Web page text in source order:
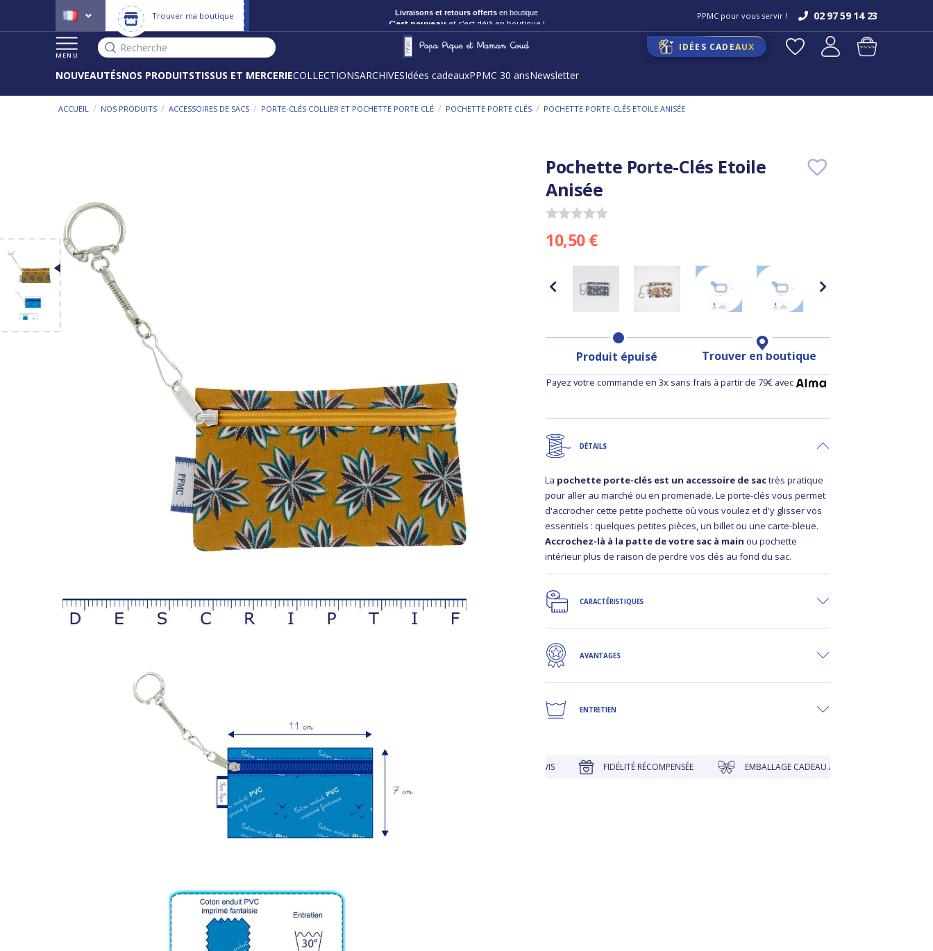
Trouver ma boutique Livraisons et retours offerts en boutique
C'est nouveau et c'est déjà en boutique !
PPMC pour vous servir ! 02 97 59 14 23
MENU
Recherche IDÉES CADEAUX
NOUVEAUTÉSNOS PRODUITSTISSUS ET MERCERIECOLLECTIONSARCHIVESIdées cadeauxPPMC 30 ansNewsletter
ACCUEIL / NOS PRODUITS / ACCESSOIRES DE SACS / PORTE-CLÉS COLLIER ET POCHETTE PORTE CLÉ / POCHETTE PORTE CLÉS / POCHETTE PORTE-CLÉS ETOILE ANISÉE
Pochette Porte-Clés Etoile
Anisée
10,50 €
Produit épuisé Trouver en boutique
Payez votre commande en 3x sans frais à partir de 79€ avec
DÉTAILS
La pochette porte-clés est un accessoire de sactrès pratique
pour aller au marché ou en promenade. Le porte-clés vous permet
d'accrocher cette petite pochette où vous voulez et d'y glisser vos
essentiels : quelques petites pièces, un billet ou une carte-bleue.
Accrochez-là à la patte de votre sac à mainou pochette
intérieur plus de raison de perdre vos clés au fond du sac.
CARACTÉRISTIQUES
AVANTAGES
ENTRETIEN
LIVRAISON OFFERTE EN BOUTIQUE JUSQU'À 30 JOURS POUR CHANGER D'AVIS FIDÉLITÉ RÉCOMPENSÉE EMBALLAGE CADEAU À PRIX DOUX